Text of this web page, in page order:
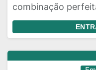
combinação